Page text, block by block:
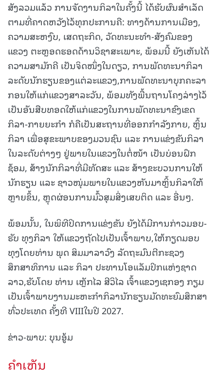
ສັງລວມແລ້ວ ການຈັດງານກິລາໃນຄັ້ງນີ້ ໄດ້ຮັບຜົນສຳເລັດ
ຕາມທີ່ຄາດຫວັງໄວ້ທຸກປະການຄື: ທາງດ້ານການເມືອງ,
ຄວາມສະຫງົບ, ເສດຖະກິດ, ວັດທະນະທຳ-ສັງຄົມຂອງ
ແຂວງ ຕະຫຼອດຮອດດ້ານວິຊາສະເພາະ, ພ້ອມນີ້ ຍັງເຫັນໄດ້
ຄວາມສາມັກຄີ ເປັນຈິດໜຶ່ງໃນດຽວ, ການພັດທະນາກິລາ
ລະດັບນັກຮຽນຂອງແຕ່ລະແຂວງ,ການພັດທະນາບຸກຄະລາ
ກອນໃຫ້ແກ່ແຂວງສາລະວັນ, ພ້ອມທັງພື້ນຖານໂຄງລ່າງໄວ້
ເປັນອັນສືບທອດໃຫ້ແກ່ແຂວງໃນການພັດທະນາຂົງເຂດ
ກິລາ-ກາຍຍະກຳ ກໍຄືເປັນສະຖານທີ່ອອກກຳລັງກາຍ, ຫຼິ້ນ
ກິລາ ເພື່ອສຸຂະພາບຂອງມວນຊົນ ແລະ ການແຂ່ງຂັນກິລາ
ໃນລະດັບຕ່າງໆ ຢູ່ພາຍໃນແຂວງໃນຕໍ່ໜ້າ ເປັນບ່ອນຝຶກ
ຊ້ອມ, ສ້າງນັກກິລາທີ່ມີທັດສະ ແລະ ສ້າງຂະບວນການໃຫ້
ນັກຮຽນ ແລະ ຊາວໜຸ່ມພາຍໃນແຂວງຫັນມາຫຼິ້ນກິລາໃຫ້
ຫຼາຍຂຶ້ນ, ຫຼຸດຜ່ອນການມົ້ວສຸມສິ່ງເສບຕິດ ແລະ ອື່ນໆ.
ພ້ອມນັ້ນ, ໃນພິທີປິດການແຂ່ງຂັນ ຍັງໄດ້ມີການກ່າວມອບ-
ຮັບ ທຸງກິລາ ໃຫ້ແຂວງຖັດໄປເປັນເຈົ້າພາບ,ໃຫ້ກຽດມອບ
ທຸງໂດຍທ່ານ ພຸດ ສິມມາລາວົງ ລັດຖະມົນຕີກະຊວງ
ສຶກສາທິການ ແລະ ກິລາ ປະທານໂອແລັມປິກແຫ່ງຊາດ
ລາວ,ຮັບໂດຍ ທ່ານ ເຫຼັກໄລ ສີວິໄລ ເຈົ້າແຂວງເຊກອງ ກຽມ
ເປັນເຈົ້າພາບງານມະຫະກຳກິລານັກຮຽນມັດທະຍົມສຶກສາ
ທົ່ວປະເທດ ຄັ້ງທີ VIIIໃນປີ 2027.
ຂ່າວ-ພາບ: ບຸນອູ້ມ
ຄໍາເຫັນ